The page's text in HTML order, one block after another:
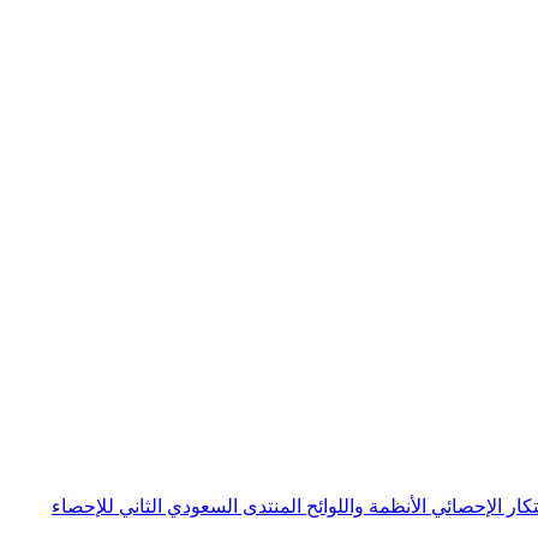
الإحصائي الأنظمة واللوائح المنتدى السعودي الثاني للإحصاء